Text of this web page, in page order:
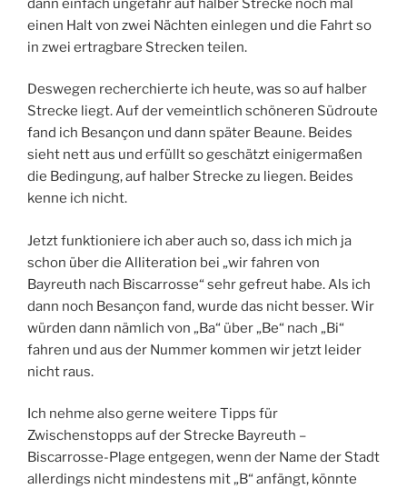
dann einfach ungefähr auf halber Strecke noch mal
einen Halt von zwei Nächten einlegen und die Fahrt so
in zwei ertragbare Strecken teilen.
Deswegen recherchierte ich heute, was so auf halber
Strecke liegt. Auf der vemeintlich schöneren Südroute
fand ich Besançon und dann später Beaune. Beides
sieht nett aus und erfüllt so geschätzt einigermaßen
die Bedingung, auf halber Strecke zu liegen. Beides
kenne ich nicht.
Jetzt funktioniere ich aber auch so, dass ich mich ja
schon über die Alliteration bei „wir fahren von
Bayreuth nach Biscarrosse“ sehr gefreut habe. Als ich
dann noch Besançon fand, wurde das nicht besser. Wir
würden dann nämlich von „Ba“ über „Be“ nach „Bi“
fahren und aus der Nummer kommen wir jetzt leider
nicht raus.
Ich nehme also gerne weitere Tipps für
Zwischenstopps auf der Strecke Bayreuth –
Biscarrosse-Plage entgegen, wenn der Name der Stadt
allerdings nicht mindestens mit „B“ anfängt, könnte